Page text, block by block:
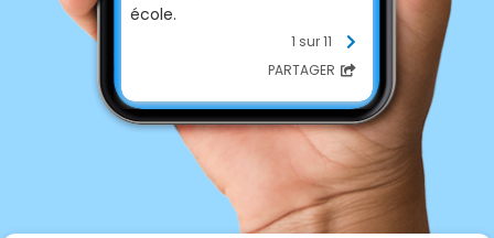
école.
Pour les maternelles la liste
est affichée directement et
sont disponibles sur le lien
Scoleo disponible à côté de
l'affiche explicative.
Cordialement
Pointreau Lucie
1 sur 11
PARTAGER